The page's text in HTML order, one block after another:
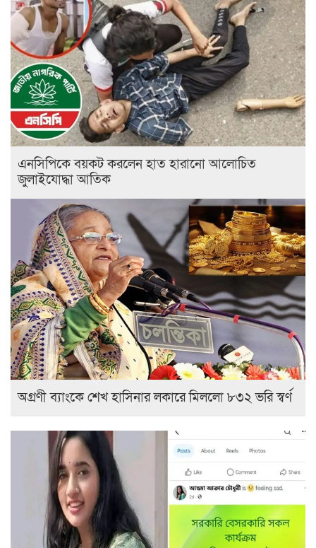
এনসিপিকে বয়কট করলেন হাত হারানো আলোচিত
জুলাইযোদ্ধা আতিক
অগ্রণী ব্যাংকে শেখ হাসিনার লকারে মিললো ৮৩২ ভরি স্বর্ণ